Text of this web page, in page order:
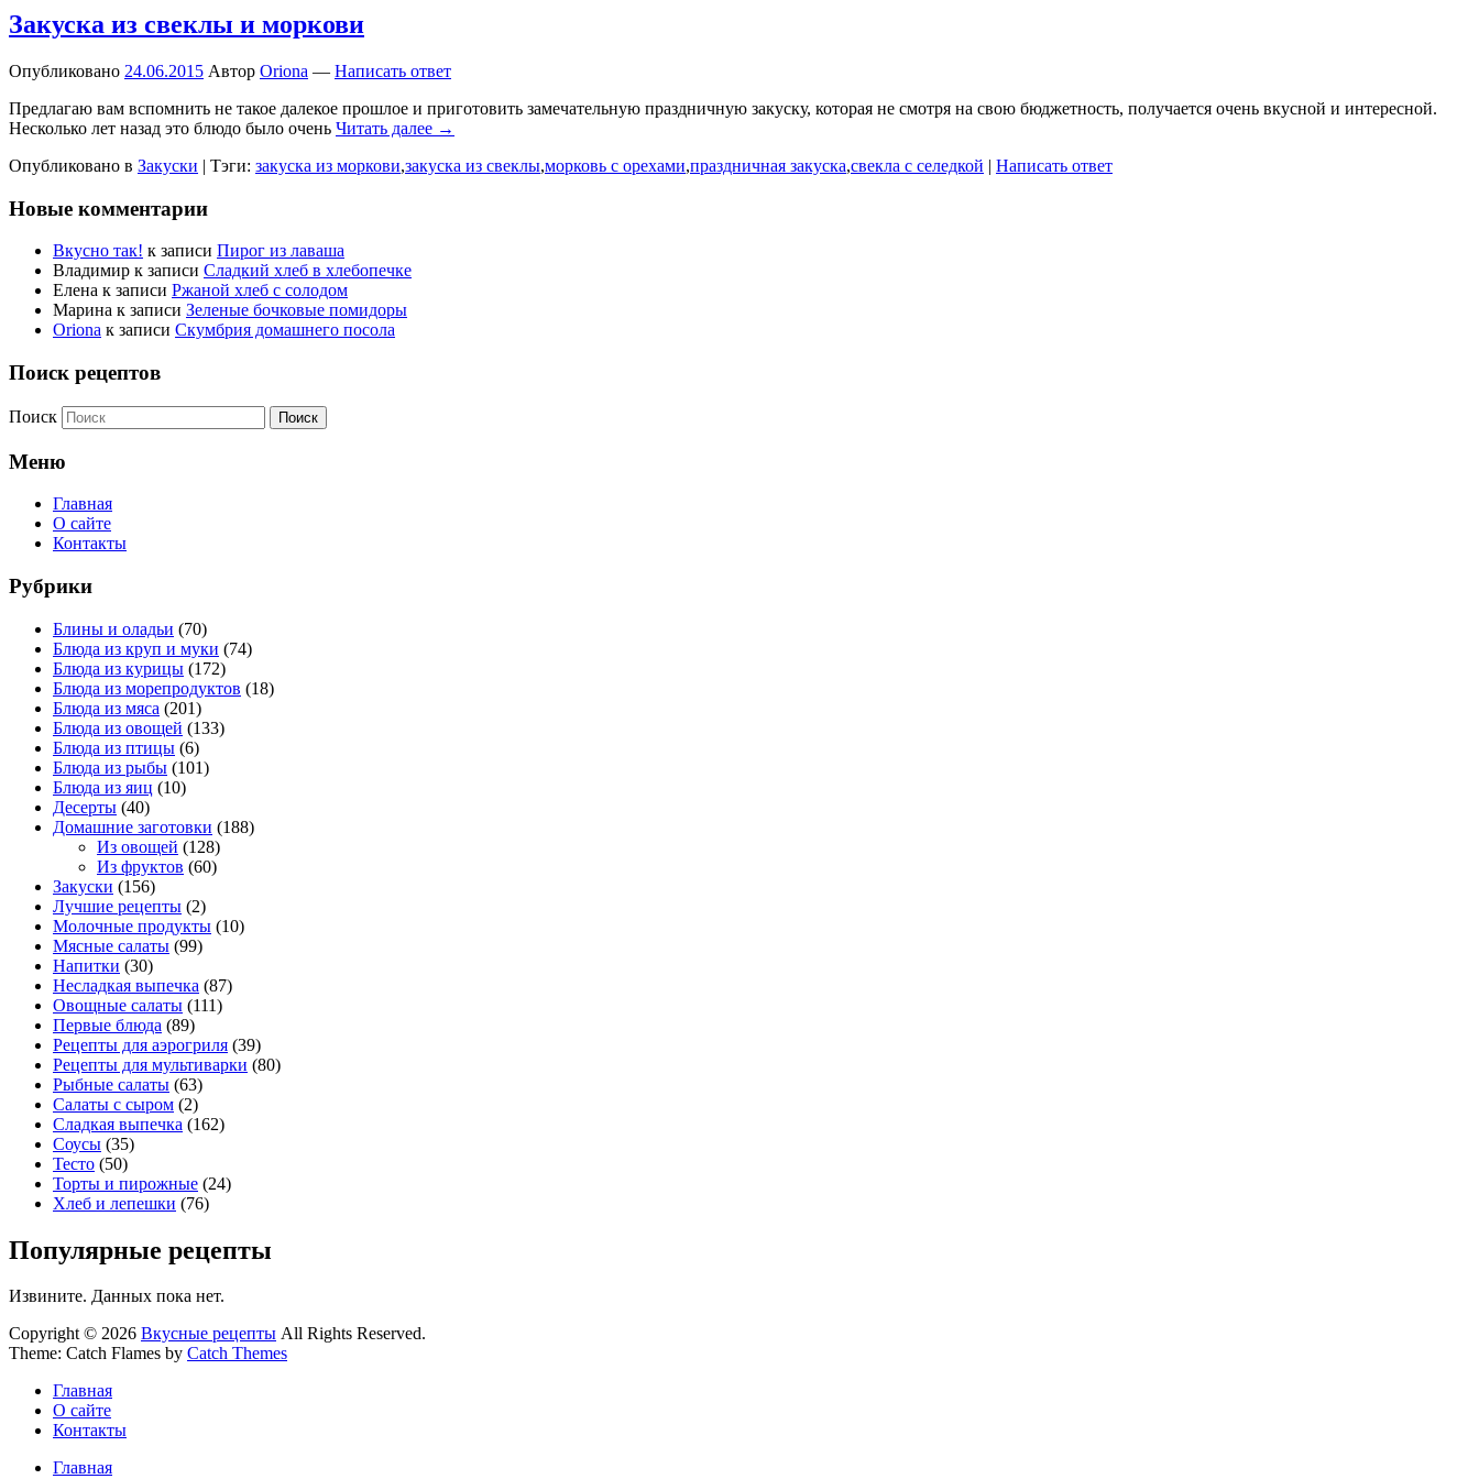
Закуска из свеклы и моркови
Опубликовано 24.06.2015 Автор Oriona — Написать ответ
Предлагаю вам вспомнить не такое далекое прошлое и приготовить замечательную праздничную закуску, которая не смотря на свою бюджетность, получается очень вкусной и интересной.
Несколько лет назад это блюдо было очень Читать далее →
Опубликовано в Закуски | Тэги: закуска из моркови,закуска из свеклы,морковь с орехами,праздничная закуска,свекла с селедкой | Написать ответ
Новые комментарии
Вкусно так! к записи Пирог из лаваша
Владимир к записи Сладкий хлеб в хлебопечке
Елена к записи Ржаной хлеб с солодом
Марина к записи Зеленые бочковые помидоры
Oriona к записи Скумбрия домашнего посола
Поиск рецептов
Поиск
Меню
Главная
О сайте
Контакты
Рубрики
Блины и оладьи (70)
Блюда из круп и муки (74)
Блюда из курицы (172)
Блюда из морепродуктов (18)
Блюда из мяса (201)
Блюда из овощей (133)
Блюда из птицы (6)
Блюда из рыбы (101)
Блюда из яиц (10)
Десерты (40)
Домашние заготовки (188)
Из овощей (128)
Из фруктов (60)
Закуски (156)
Лучшие рецепты (2)
Молочные продукты (10)
Мясные салаты (99)
Напитки (30)
Несладкая выпечка (87)
Овощные салаты (111)
Первые блюда (89)
Рецепты для аэрогриля (39)
Рецепты для мультиварки (80)
Рыбные салаты (63)
Салаты с сыром (2)
Сладкая выпечка (162)
Соусы (35)
Тесто (50)
Торты и пирожные (24)
Хлеб и лепешки (76)
Популярные рецепты
Извините. Данных пока нет.
Copyright © 2026 Вкусные рецепты All Rights Reserved.
Theme: Catch Flames by Catch Themes
Главная
О сайте
Контакты
Главная